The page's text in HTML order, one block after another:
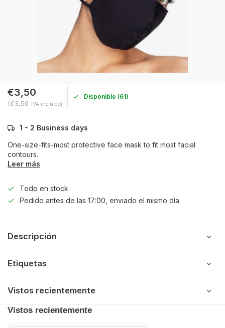
€3,50
(€3,50 IVA incluido)
Disponible (61)
1 - 2 Business days
One-size-fits-most protective face mask to fit most facial
contours.
Leer más
Todo en stock
Pedido antes de las 17:00, enviado el mismo día
Descripción
Etiquetas
Vistos recientemente
Vistos recientemente